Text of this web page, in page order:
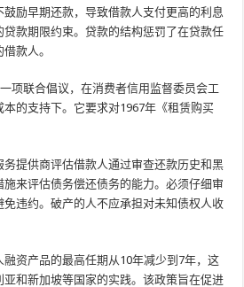
励早期还款，导致借款人支付更高的利息
款期限约束。贷款的结构惩罚了在贷款任
款人。
项联合倡议，在消费者信用监督委员会工
的支持下。它要求对1967年《租赁购买
提供商评估借款人通过审查还款历史和黑
来评估债务偿还债务的能力。必须仔细审
违约。破产的人不应承担对未知债权人收
资产品的最高任期从10年减少到7年，这
和新加坡等国家的实践。该政策旨在促进​​